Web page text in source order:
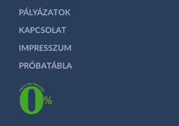
PÁLYÁZATOK
KAPCSOLAT
IMPRESSZUM
PRÓBATÁBLA